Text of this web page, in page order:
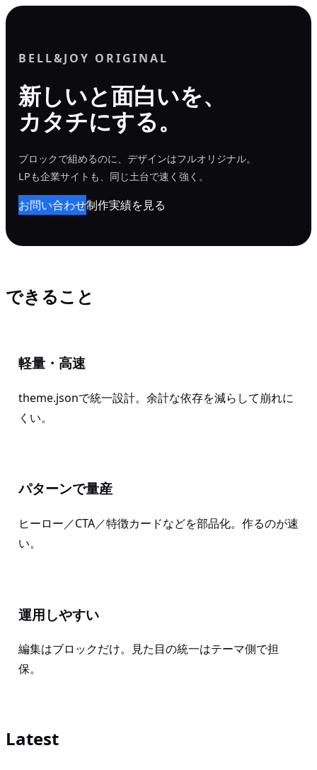
内
BELL&JOY ORIGINAL
新しいと面白いを、
カタチにする。
ブロックで組めるのに、デザインはフルオリジナル。
LPも企業サイトも、同じ土台で速く強く。
お問い合わせ制作実績を見る
できること
軽量・高速
theme.jsonで統一設計。余計な依存を減らして崩れに
くい。
パターンで量産
ヒーロー／CTA／特徴カードなどを部品化。作るのが速
い。
運用しやすい
編集はブロックだけ。見た目の統一はテーマ側で担
保。
Latest